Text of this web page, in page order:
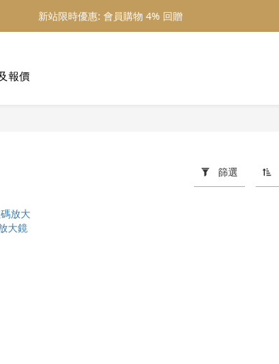
新站限時優惠: 會員購物 4% 回贈
新站限時優惠: 會員購物 4% 回贈
報價
篩選